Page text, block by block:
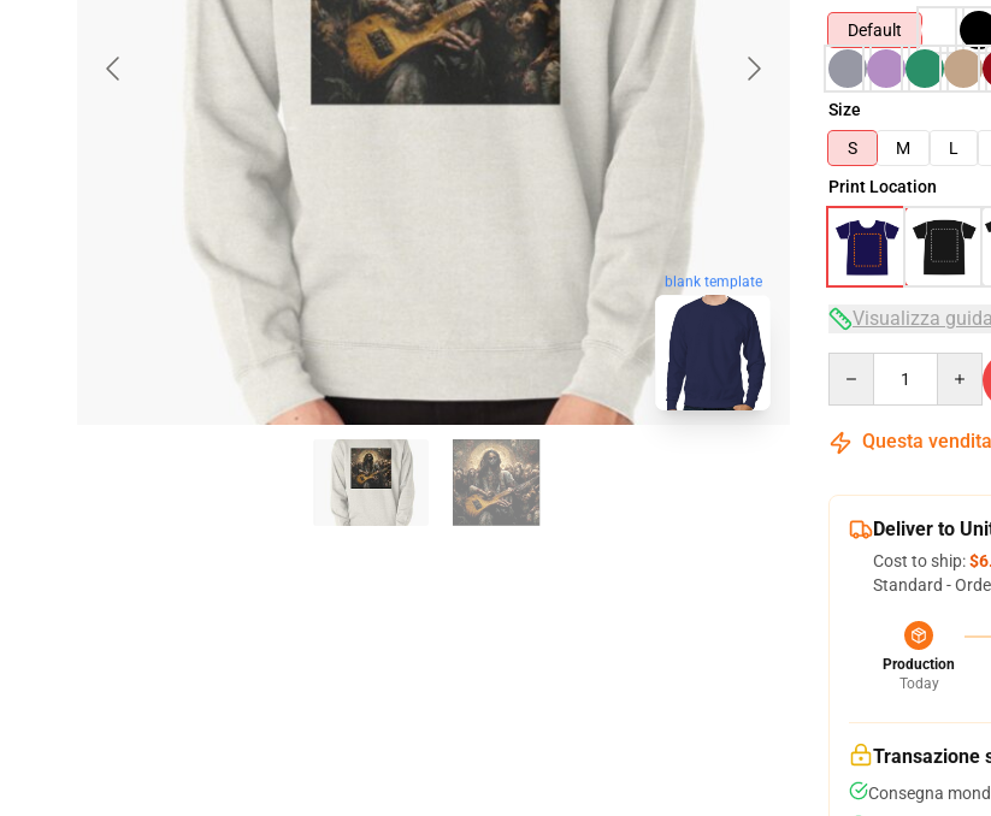
blank template
Default
Size
S
M L
Print Location
Visualizza
Questa
Deliver to
Cost to ship:
Standard -
Production
Today
Transazione
Consegna